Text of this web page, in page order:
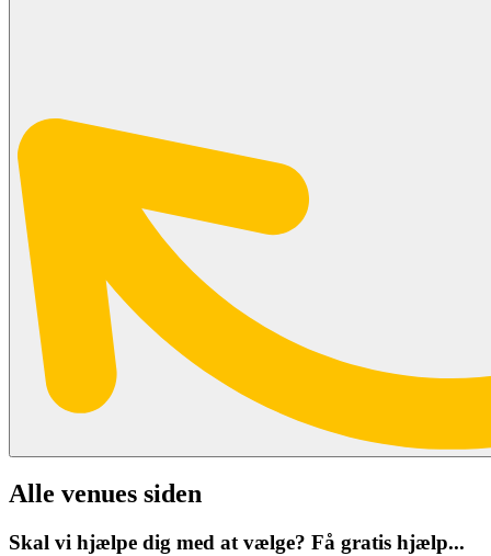
Alle venues siden
Skal vi hjælpe dig med at vælge? Få gratis hjælp...